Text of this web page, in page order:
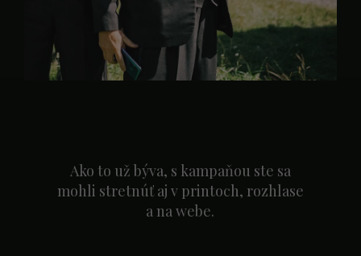
Ako to už býva, s kampaňou ste sa
mohli stretnúť aj v printoch, rozhlase
a na webe.